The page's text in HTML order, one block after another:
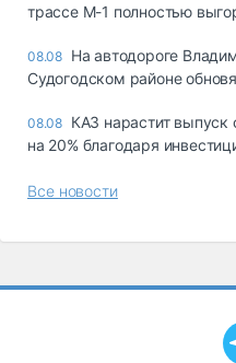
трассе М-1 полностью
08.08 На автодороге
Судогодском районе
08.08 КАЗ нарастит выпуск
на 20% благодаря
Все новости